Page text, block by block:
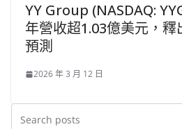
YY Group (NASDAQ:
年營收超1.03億美元，
預測
2026 年 3 月 12 日